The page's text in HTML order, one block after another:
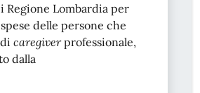
Lombardia per
delle persone che
caregiverprofessionale,
dalla